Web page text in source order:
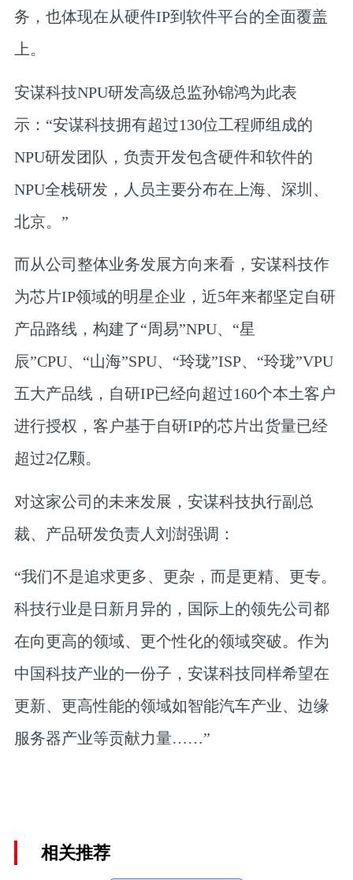
务，也体现在从硬件IP到软件平台的全面覆盖
上。
安谋科技NPU研发高级总监孙锦鸿为此表
示：“安谋科技拥有超过130位工程师组成的
NPU研发团队，负责开发包含硬件和软件的
NPU全栈研发，人员主要分布在上海、深圳、
北京。”
而从公司整体业务发展方向来看，安谋科技作
为芯片IP领域的明星企业，近5年来都坚定自研
产品路线，构建了“周易”NPU、“星
辰”CPU、“山海”SPU、“玲珑”ISP、“玲珑”VPU
五大产品线，自研IP已经向超过160个本土客户
进行授权，客户基于自研IP的芯片出货量已经
超过2亿颗。
对这家公司的未来发展，安谋科技执行副总
裁、产品研发负责人刘澍强调：
“我们不是追求更多、更杂，而是更精、更专。
科技行业是日新月异的，国际上的领先公司都
在向更高的领域、更个性化的领域突破。作为
中国科技产业的一份子，安谋科技同样希望在
更新、更高性能的领域如智能汽车产业、边缘
服务器产业等贡献力量……”
相关推荐